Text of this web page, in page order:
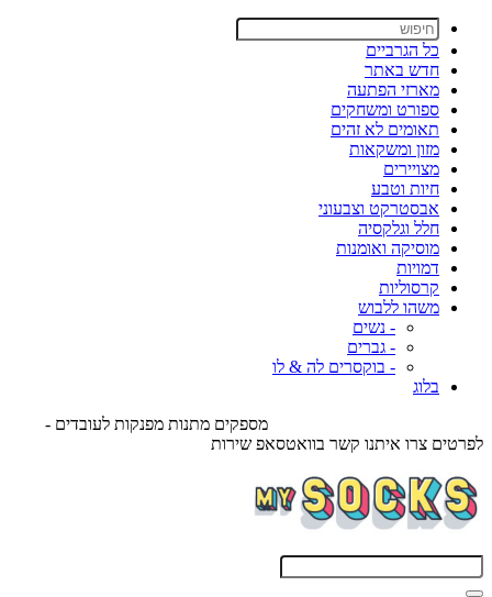
כל הגרביים
חדש באתר
מארזי הפתעה
ספורט ומשחקים
תאומים לא זהים
מזון ומשקאות
מצויירים
חיות וטבע
אבסטרקט וצבעוני
חלל וגלקסיה
מוסיקה ואומנות
דמויות
קרסוליות
משהו ללבוש
- נשים
- גברים
- בוקסרים לה & לו
בלוג
מספקים מתנות מפנקות לעובדים -
לפרטים צרו איתנו קשר בוואטסאפ שירות